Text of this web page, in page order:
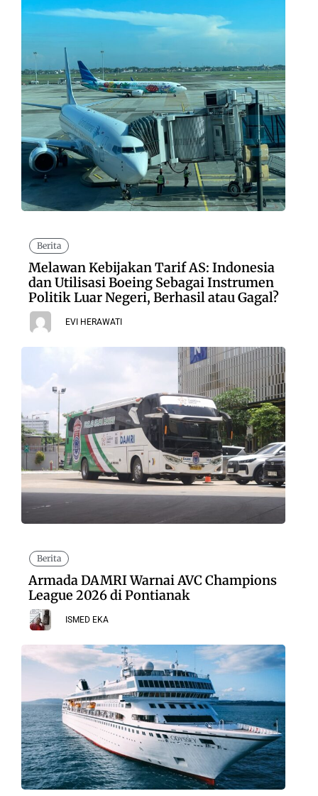
Berita
Melawan Kebijakan Tarif AS: Indonesia
dan Utilisasi Boeing Sebagai Instrumen
Politik Luar Negeri, Berhasil atau Gagal?
EVI HERAWATI
Berita
Armada DAMRI Warnai AVC Champions
League 2026 di Pontianak
ISMED EKA